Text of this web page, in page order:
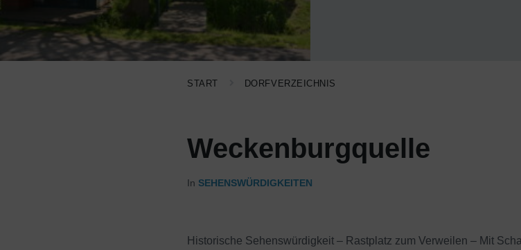
START DORFVERZEICHNIS
Weckenburgquelle
In SEHENSWÜRDIGKEITEN
Historische Sehenswürdigkeit – Rastplatz zum Verweilen – Mit